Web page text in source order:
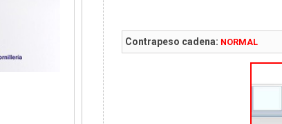
Contrapeso cadena: NORMAL